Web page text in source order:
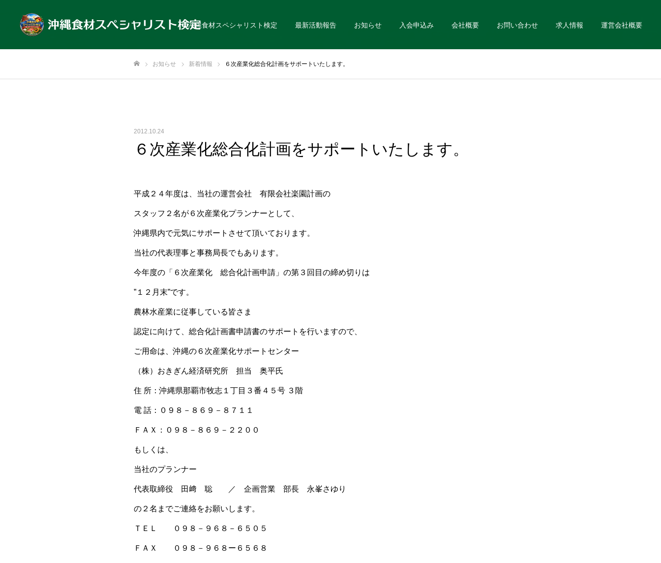
沖縄食材スペシャリスト検定 最新活動報告 お知らせ 入会申込み 会社概要 お問い合わせ 求人情報 運営会社概要
お知らせ 新着情報 ６次産業化総合化計画をサポートいたします。
2012.10.24
６次産業化総合化計画をサポートいたします。
平成２４年度は、当社の運営会社 有限会社楽園計画の
スタッフ２名が６次産業化プランナーとして、
沖縄県内で元気にサポートさせて頂いております。
当社の代表理事と事務局長でもあります。
今年度の「６次産業化 総合化計画申請」の第３回目の締め切りは
”１２月末”です。
農林水産業に従事している皆さま
認定に向けて、総合化計画書申請書のサポートを行いますので、
ご用命は、沖縄の６次産業化サポートセンター
（株）おきぎん経済研究所 担当 奥平氏
住 所：沖縄県那覇市牧志１丁目３番４５号 ３階
電 話：０９８－８６９－８７１１
ＦＡＸ：０９８－８６９－２２００
もしくは、
当社のプランナー
代表取締役 田﨑 聡 ／ 企画営業 部長 永峯さゆり
の２名までご連絡をお願いします。
ＴＥＬ ０９８－９６８－６５０５
ＦＡＸ ０９８－９６８ー６５６８